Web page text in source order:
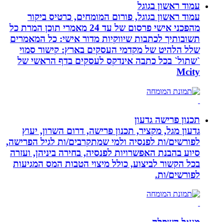
עמוד ראשון בגוגל
עמוד ראשון בגוגל, פורום המומחים, כרטיס ביקור
מהפכני אישי פרסום של עד 24 מאמרי תוכן המרת כל
תשובותיך לכתבות שיווקיות מדור אישי: כל המאמרים
שלל הלהיט של מקדמי העסקים בארץ: קישור סמוי
`שתול` בכל כתבה אינדקס לעסקים בדף הראשי של
Mcity
תכנון פרישה גדעון
גדעון מגל, מקציר, תכנון פרישה, דרום השרון, יעוץ
לפורשים/ות לפנסיה ולמי שמתקרבים/ות לגיל הפרישה,
סיוע בהבנת האפשרויות לפנסיה, בחירה ביניהן, ועזרה
בכל הקשור לביצוע, כולל מיצוי הטבות המס המגיעות
לפורשים/ות.